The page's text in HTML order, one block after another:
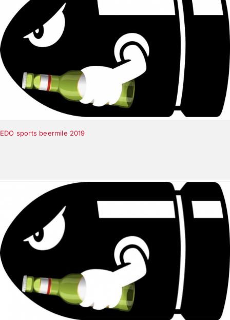
EDO sports beermile 2019